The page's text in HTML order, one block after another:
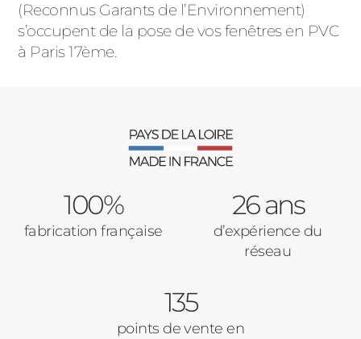
(Reconnus Garants de l’Environnement)
s’occupent de la pose de vos fenêtres en PVC
à Paris 17ème.
100%
fabrication française
26 ans
d’expérience du
réseau
135
points de vente en